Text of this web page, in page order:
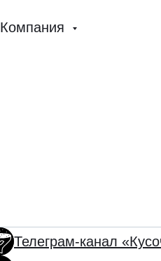
Компания
Телеграм-канал